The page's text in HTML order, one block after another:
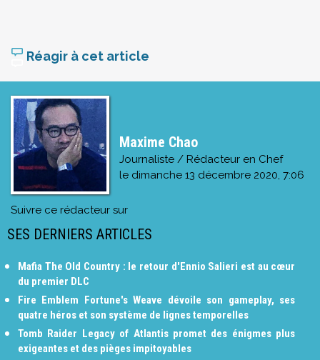
Réagir à cet article
Maxime Chao
Journaliste / Rédacteur en Chef
le dimanche 13 décembre 2020, 7:06
Suivre ce rédacteur sur
SES DERNIERS ARTICLES
Mafia The Old Country : le retour d'Ennio Salieri est au cœur
du premier DLC
Fire Emblem Fortune's Weave dévoile son gameplay, ses
quatre héros et son système de lignes temporelles
Tomb Raider Legacy of Atlantis promet des énigmes plus
exigeantes et des pièges impitoyables